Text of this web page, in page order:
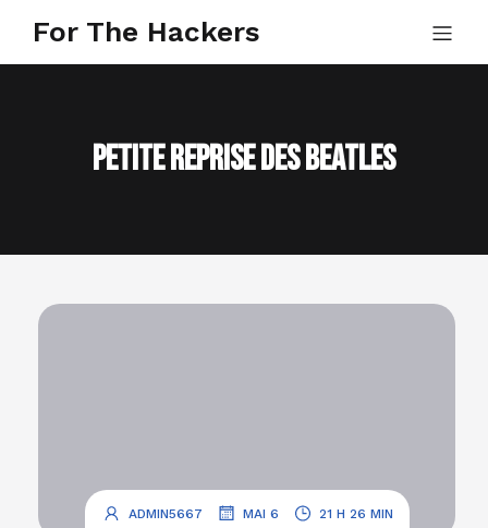
For The Hackers
Petite reprise des Beatles
ADMIN5667 MAI 6 21 H 26 MIN